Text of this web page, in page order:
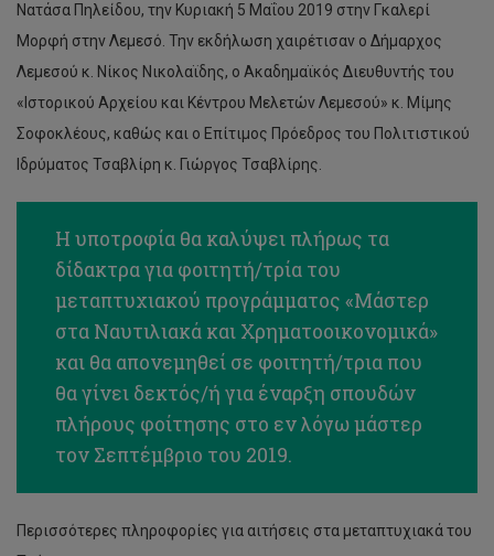
Νατάσα Πηλείδου, την Κυριακή 5 Μαΐου 2019 στην Γκαλερί
Μορφή στην Λεμεσό. Την εκδήλωση χαιρέτισαν ο Δήμαρχος
Λεμεσού κ. Νίκος Νικολαϊδης, ο Ακαδημαϊκός Διευθυντής του
«Ιστορικού Αρχείου και Κέντρου Μελετών Λεμεσού» κ. Μίμης
Σοφοκλέους, καθώς και ο Επίτιμος Πρόεδρος του Πολιτιστικού
Ιδρύματος Τσαβλίρη κ. Γιώργος Τσαβλίρης.
Η υποτροφία θα καλύψει πλήρως τα
δίδακτρα για φοιτητή/τρία του
μεταπτυχιακού προγράμματος «Μάστερ
στα Ναυτιλιακά και Χρηματοοικονομικά»
και θα απονεμηθεί σε φοιτητή/τρια που
θα γίνει δεκτός/ή για έναρξη σπουδών
πλήρους φοίτησης στο εν λόγω μάστερ
τον Σεπτέμβριο του 2019.
Περισσότερες πληροφορίες για αιτήσεις στα μεταπτυχιακά του
Επιστημονική
Ημερίδα